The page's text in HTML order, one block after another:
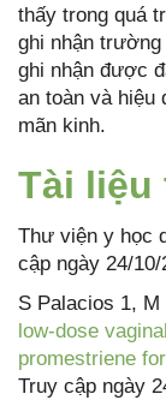
thấy trong quá
ghi nhận
ghi nhận được
an toàn và hiệu
mãn kinh.
Tài liệu
Thư viện y học
cập ngày 24/10/
S Palacios 1,
low-dose
promestriene
Truy cập ngày